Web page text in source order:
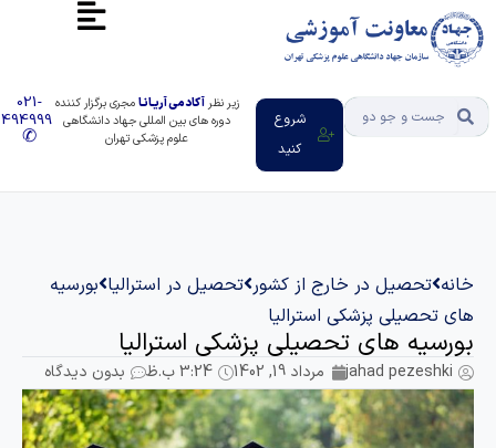
شروع
کنید
زیر نظرآکادمی آریـانـامجری برگزار کننده
دوره های بین المللی جهاد دانشگاهی
علوم پزشکی تهران
021-
91494999
✆
خانه تحصیل در خارج از کشور تحصیل در استرالیا بورسیه
های تحصیلی پزشکی استرالیا
بورسیه های تحصیلی پزشکی استرالیا
jahad pezeshki مرداد 19, 1402 3:24 ب.ظ بدون دیدگاه